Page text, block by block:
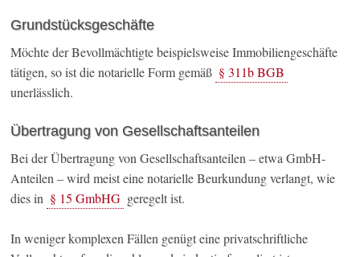
Grundstücksgeschäfte
Möchte der Bevollmächtigte beispielsweise Immobiliengeschäfte
tätigen, so ist die notarielle Form gemäß § 311b BGB
unerlässlich.
Übertragung von Gesellschaftsanteilen
Bei der Übertragung von Gesellschaftsanteilen – etwa GmbH-
Anteilen – wird meist eine notarielle Beurkundung verlangt, wie
dies in § 15 GmbHG geregelt ist.
In weniger komplexen Fällen genügt eine privatschriftliche